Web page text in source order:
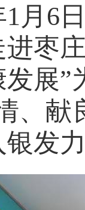
1月6
枣
展”
、
发